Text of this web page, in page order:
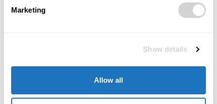
Marketing
Show details
Allow all
Krnov navštívila knížata z
62. Zlatá Tretra Ostrava –